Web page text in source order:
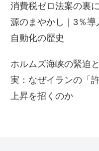
消費税ゼロ法案の裏
源のまやかし｜3％
自動化の歴史
ホルムズ海峡の緊迫
実：なぜイランの「
上昇を招くのか